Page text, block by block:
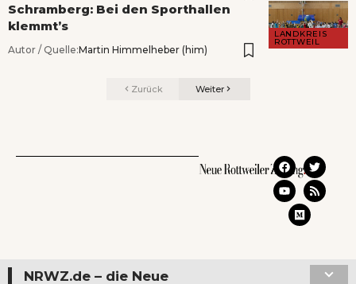
LANDKREIS
ROTTWEIL
Schramberg: Bei den Sporthallen
klemmt’s
Autor / Quelle:Martin Himmelheber (him)
Zurück Weiter
NRWZ.de – die Neue